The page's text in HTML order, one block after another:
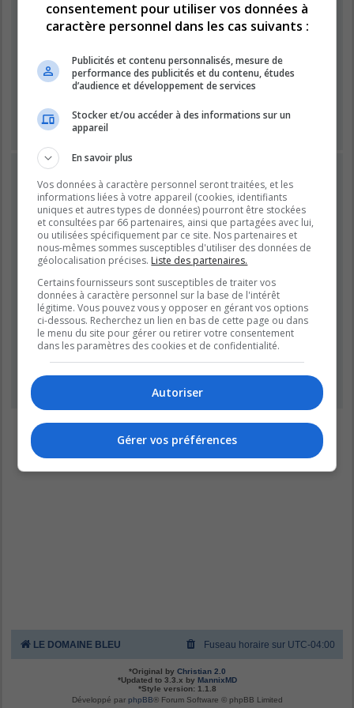
Mot de passe :
Se souvenir de moi
Masquer ma présence lors de cette session
INSCRIPTION
Vous devez être inscrit avant de pouvoir vous connecter.
L’inscription est rapide et vous offre de nombreux avantages.
Les administrateurs du forum peuvent accorder des
fonctionnalités supplémentaires aux utilisateurs inscrits. Avant
de vous inscrire, assurez-vous d’avoir pris connaissance de
nos conditions d’utilisation et de notre politique de
confidentialité. Veuillez également prendre le temps de
consulter attentivement toutes les règles du forum lors de votre
navigation.
Conditions d’utilisation|Politique de confidentialité
Inscription
LE DOMAINE BLEU Fuseau horaire sur UTC-04:00
*Original by Christian 2.0
*Updated to 3.3.x by MannixMD
*Style version: 1.1.8
Développé par phpBB® Forum Software © phpBB Limited
consentement pour utiliser vos données à
caractère personnel dans les cas suivants :
Publicités et contenu personnalisés, mesure de
performance des publicités et du contenu, études
d’audience et développement de services
Stocker et/ou accéder à des informations sur un
appareil
En savoir plus
Vos données à caractère personnel seront traitées, et les
informations liées à votre appareil (cookies, identifiants
uniques et autres types de données) pourront être stockées
et consultées par 66 partenaires, ainsi que partagées avec lui,
ou utilisées spécifiquement par ce site. Nos partenaires et
nous-mêmes sommes susceptibles d'utiliser des données de
géolocalisation précises. Liste des partenaires.
Certains fournisseurs sont susceptibles de traiter vos
données à caractère personnel sur la base de l'intérêt
légitime. Vous pouvez vous y opposer en gérant vos options
ci-dessous. Recherchez un lien en bas de cette page ou dans
le menu du site pour gérer ou retirer votre consentement
dans les paramètres des cookies et de confidentialité.
Autoriser
Gérer vos préférences